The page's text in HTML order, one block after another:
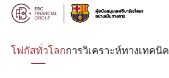
โฟกัสทั่วโลกการวิเคราะห์ทางเทคนิค